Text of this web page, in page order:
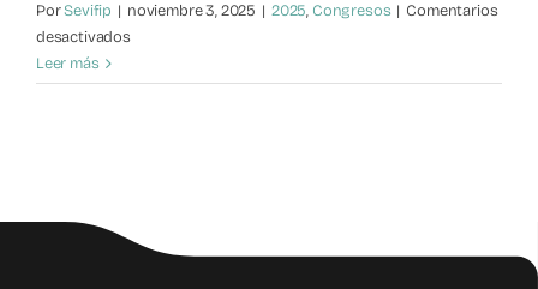
PorSevifip | noviembre 3, 2025 | 2025, Congresos | Comentarios
desactivadosen
Jornadas
Filio-
Leer más